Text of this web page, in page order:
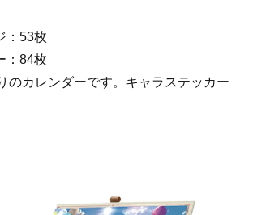
：53枚
：84枚
のカレンダーです。キャラステッカー